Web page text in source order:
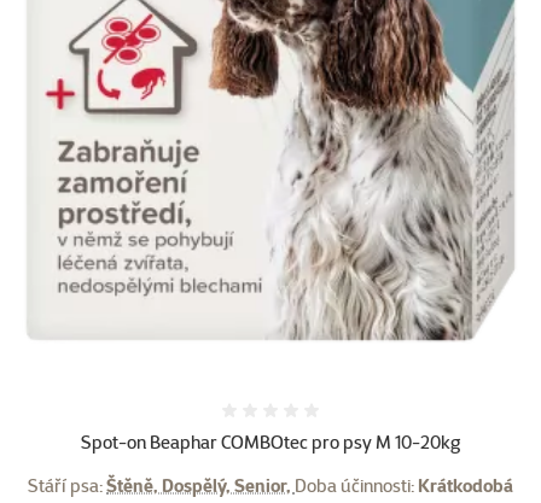
Spot-on Beaphar COMBOtec pro psy M 10-20kg
Stáří psa:Štěně, Dospělý, Senior, Doba účinnosti: Krátkodobá